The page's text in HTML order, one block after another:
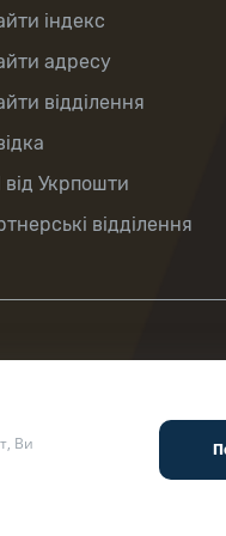
індекс
адресу
відділення
від Укрпошти
відділення
Ви